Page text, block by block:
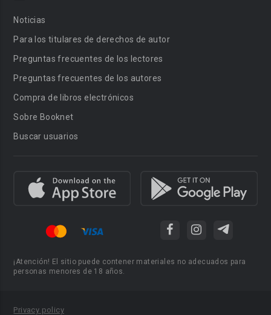
Noticias
Para los titulares de derechos de autor
Preguntas frecuentes de los lectores
Preguntas frecuentes de los autores
Compra de libros electrónicos
Sobre Booknet
Buscar usuarios
¡Atención! El sitio puede contener materiales no adecuados para
personas menores de 18 años.
Privacy policy